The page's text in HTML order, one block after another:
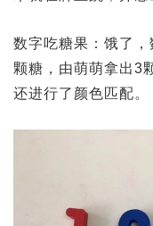
数字吃糖果：饿了
颗糖，由萌萌拿出3
还进行了颜色匹配。